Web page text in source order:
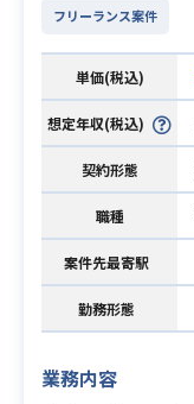
フリーランス案件
単価(税込)
想定年収(税込)
契約形態
職種
案件先最寄駅
勤務形態
業務内容